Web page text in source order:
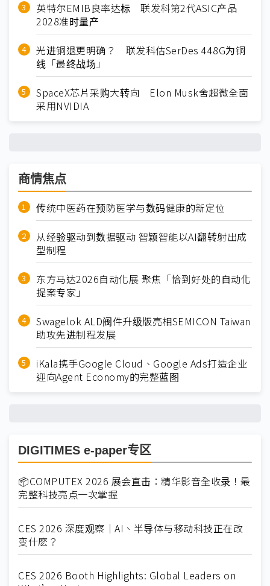
英特尔EMIB良率达标 联发科第2代ASIC产品
2028准时量产
光进铜退更明确？ 联发科估SerDes 448G为铜
线「最终战场」
SpaceX芯片采购大转向 Elon Musk舍超微全面
采用NVIDIA
商情焦点
传统中医药在预防医学与数码健康的新定位
从经验驱动到数据驱动 智颖智能以AI翻转射出成
型制程
东方马达2026自动化展 聚焦「恰到好处的自动化
提案专家」
Swagelok ALD阀件升级版亮相SEMICON Taiwan
助攻先进制程发展
iKala携手Google Cloud、Google Ads打造企业
迎向Agent Economy的完整蓝图
DIGITIMES e-paper专区
📦COMPUTEX 2026 展会直击：精华影音全收录！最
完整科技亮点一次掌握
CES 2026 深度观察｜AI、半导体与移动科技正在改
变什麽？
CES 2026 Booth Highlights: Global Leaders on